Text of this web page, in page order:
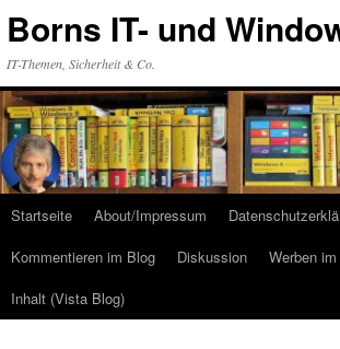
Inhalt
Borns IT- und
IT-Themen, Sicherheit & Co.
Startseite About/Impressum
Kommentieren im Blog
Diskussion Werben
Inhalt (Vista Blog)